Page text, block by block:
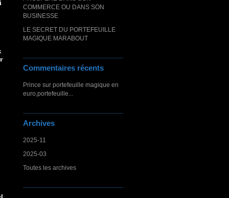
COMMERCE OU DANS SON
BUSINESSE
LE SECRET DU PORTEFEUILLE
MAGIQUE MARABOUT
Commentaires récents
Prince sur portefeuille magique en
euro,portefeuille...
Archives
2025-11
2025-03
Toutes les archives